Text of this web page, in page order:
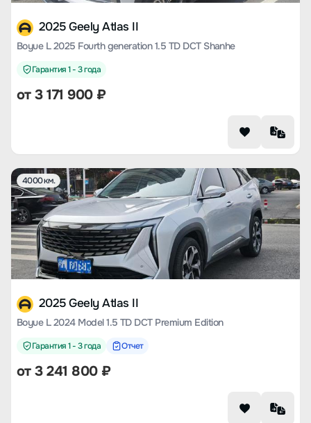
2025 Geely Atlas II
Boyue L 2025 Fourth generation 1.5 TD DCT Shanhe
Гарантия 1 - 3 года
от3 171 900₽
4000 км.
2025 Geely Atlas II
Boyue L 2024 Model 1.5 TD DCT Premium Edition
Гарантия 1 - 3 года Отчет
от3 241 800₽